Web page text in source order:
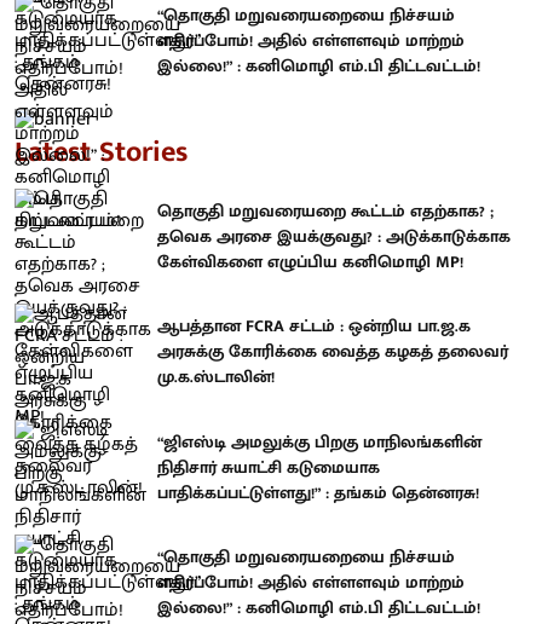
“தொகுதி மறுவரையறையை நிச்சயம்
எதிர்ப்போம்! அதில் எள்ளளவும் மாற்றம்
இல்லை!” : கனிமொழி எம்.பி திட்டவட்டம்!
Latest Stories
தொகுதி மறுவரையறை கூட்டம் எதற்காக? ;
தவெக அரசை இயக்குவது? : அடுக்காடுக்காக
கேள்விகளை எழுப்பிய கனிமொழி MP!
ஆபத்தான FCRA சட்டம் : ஒன்றிய பா.ஜ.க
அரசுக்கு கோரிக்கை வைத்த கழகத் தலைவர்
மு.க.ஸ்டாலின்!
“ஜிஎஸ்டி அமலுக்கு பிறகு மாநிலங்களின்
நிதிசார் சுயாட்சி கடுமையாக
பாதிக்கப்பட்டுள்ளது!” : தங்கம் தென்னரசு!
“தொகுதி மறுவரையறையை நிச்சயம்
எதிர்ப்போம்! அதில் எள்ளளவும் மாற்றம்
இல்லை!” : கனிமொழி எம்.பி திட்டவட்டம்!